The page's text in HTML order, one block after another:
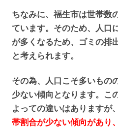
ちなみに、福生市は世帯数
ています。そのため、人口
が多くなるため、ゴミの排
と考えられます。
その為、人口こそ多いもの
少ない傾向となります。こ
よっての違いはありますが、
帯割合が少ない傾向があり